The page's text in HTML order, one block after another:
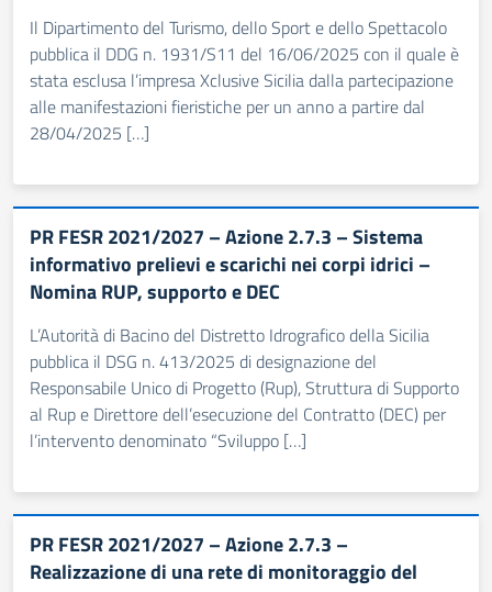
Il Dipartimento del Turismo, dello Sport e dello Spettacolo
pubblica il DDG n. 1931/S11 del 16/06/2025 con il quale è
stata esclusa l’impresa Xclusive Sicilia dalla partecipazione
alle manifestazioni fieristiche per un anno a partire dal
28/04/2025 […]
PR FESR 2021/2027 – Azione 2.7.3 – Sistema
informativo prelievi e scarichi nei corpi idrici –
Nomina RUP, supporto e DEC
L’Autorità di Bacino del Distretto Idrografico della Sicilia
pubblica il DSG n. 413/2025 di designazione del
Responsabile Unico di Progetto (Rup), Struttura di Supporto
al Rup e Direttore dell’esecuzione del Contratto (DEC) per
l’intervento denominato “Sviluppo […]
PR FESR 2021/2027 – Azione 2.7.3 –
Realizzazione di una rete di monitoraggio del